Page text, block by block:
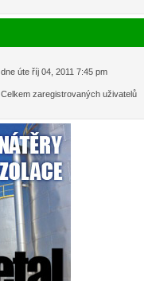
úte říj 04, 2011 7:45 pm
Celkem zaregistrovaných uživatelů